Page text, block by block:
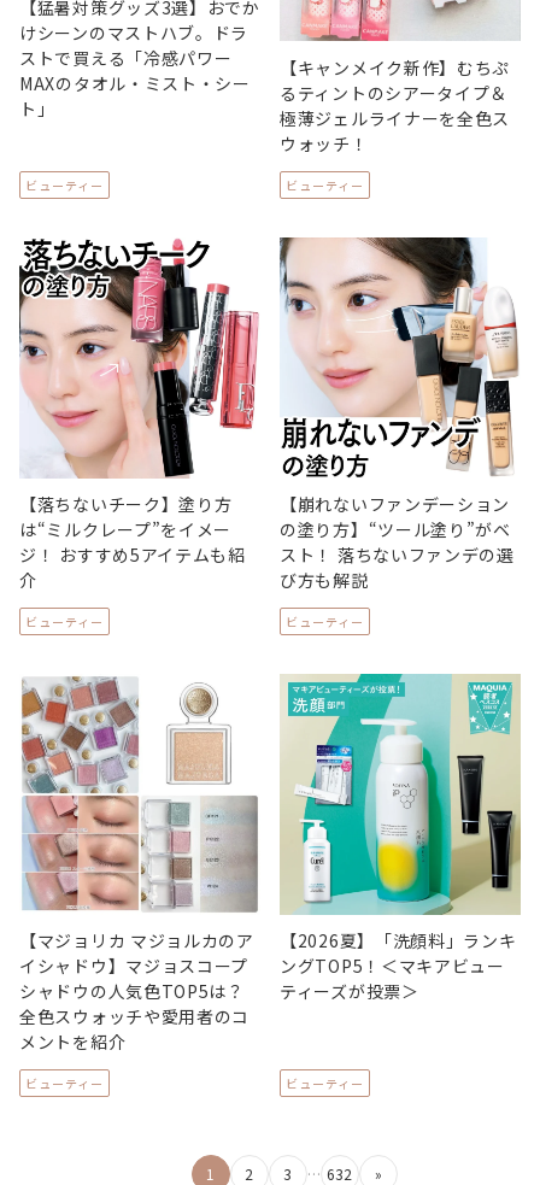
【猛暑対策グッズ3選】おでか
けシーンのマストハブ。ドラ
ストで買える「冷感パワー
MAXのタオル・ミスト・シー
ト」
ビューティー
【キャンメイク新作】むちぷ
るティントのシアータイプ＆
極薄ジェルライナーを全色ス
ウォッチ！
ビューティー
【落ちないチーク】塗り方
は“ミルクレープ”をイメー
ジ！ おすすめ5アイテムも紹
介
ビューティー
【崩れないファンデーション
の塗り方】“ツール塗り”がベ
スト！ 落ちないファンデの選
び方も解説
ビューティー
【マジョリカ マジョルカのア
イシャドウ】マジョスコープ
シャドウの人気色TOP5は？
全色スウォッチや愛用者のコ
メントを紹介
ビューティー
【2026夏】「洗顔料」ランキ
ングTOP5！＜マキアビュー
ティーズが投票＞
ビューティー
1 2 3 … 632 »